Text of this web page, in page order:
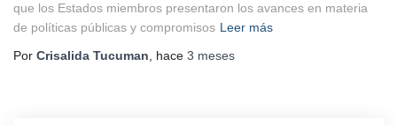
que los Estados miembros presentaron los avances en materia
de políticas públicas y compromisos Leer más
Por Crisalida Tucuman , hace 3 meses